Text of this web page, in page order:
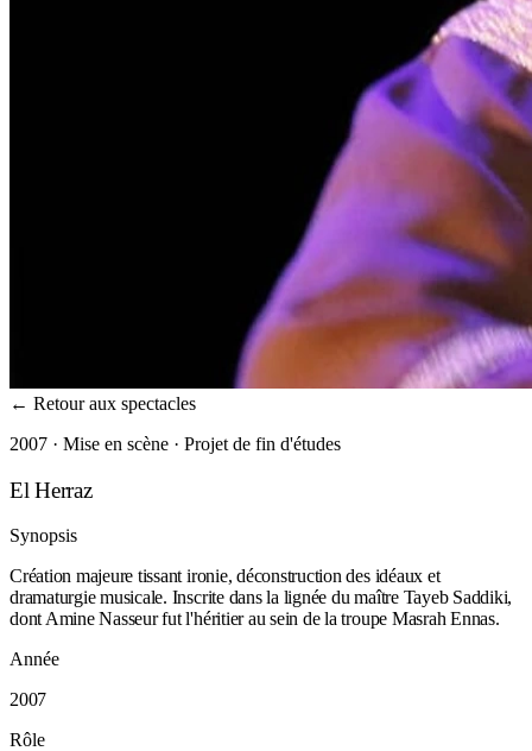
← Retour aux spectacles
2007 · Mise en scène · Projet de fin d'études
El Herraz
Synopsis
Création majeure tissant ironie, déconstruction des idéaux et
dramaturgie musicale. Inscrite dans la lignée du maître Tayeb Saddiki,
dont Amine Nasseur fut l'héritier au sein de la troupe Masrah Ennas.
Année
2007
Rôle